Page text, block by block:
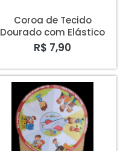
Coroa de Tecido
Dourado com Elástico
R$ 7,90